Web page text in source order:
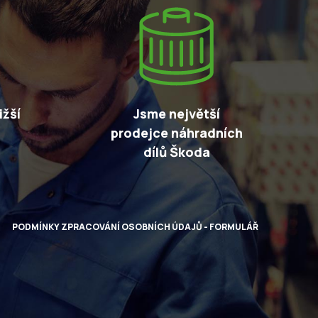
Jsme největší
prodejce náhradních
dílů Škoda
PODMÍNKY ZPRACOVÁNÍ OSOBNÍCH ÚDAJŮ - FORMULÁŘ